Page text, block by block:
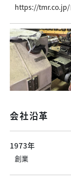
https://tmr.co.jp/
会社沿革
1973年
創業